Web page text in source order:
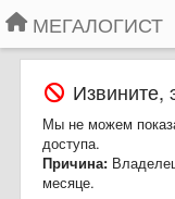
МЕГАЛОГИСТ
Извините,
Мы не можем
доступа.
Причина:
месяце.